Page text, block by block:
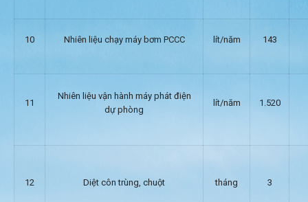
10 Nhiên liệu chạy máy bơm PCCC lít/năm 143
11
Nhiên liệu vận hành máy phát điện
dự phòng
lít/năm 1.520
12 Diệt côn trùng, chuột tháng 3